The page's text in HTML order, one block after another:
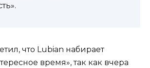
что Lubian набирает
время», так как вчера